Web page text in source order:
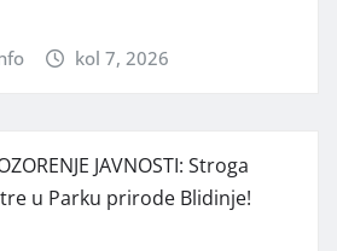
kol 7, 2026